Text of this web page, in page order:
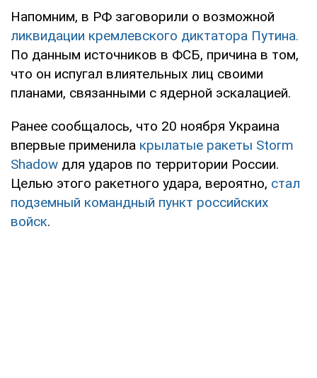
Напомним, в РФ заговорили о возможной
ликвидации кремлевского диктатора Путина.
По данным источников в ФСБ, причина в том,
что он испугал влиятельных лиц своими
планами, связанными с ядерной эскалацией.
Ранее сообщалось, что 20 ноября Украина
впервые применила крылатые ракеты Storm
Shadow для ударов по территории России.
Целью этого ракетного удара, вероятно, стал
подземный командный пункт российских
войск.